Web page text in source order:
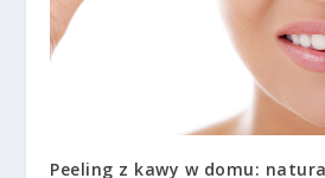
Peeling z kawy w domu: